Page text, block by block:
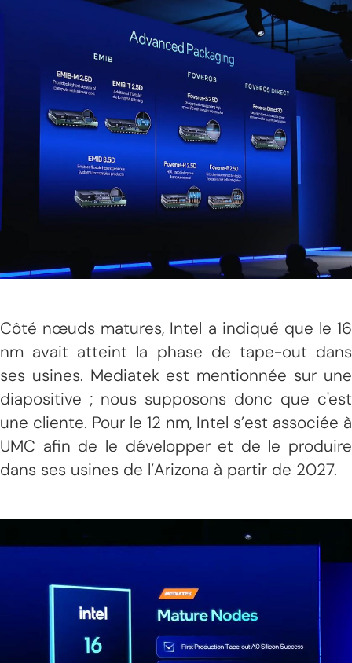
Côté nœuds matures, Intel a indiqué que le 16
nm avait atteint la phase de tape-out dans
ses usines. Mediatek est mentionnée sur une
diapositive ; nous supposons donc que c'est
une cliente. Pour le 12 nm, Intel s’est associée à
UMC afin de le développer et de le produire
dans ses usines de l’Arizona à partir de 2027.